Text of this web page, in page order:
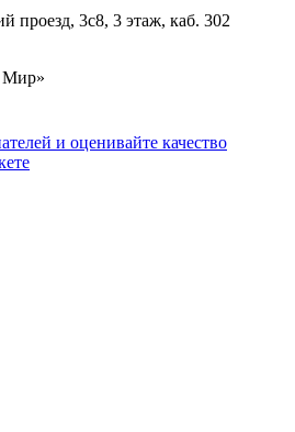
проезд, 3с8, 3 этаж, каб. 302
Мир»